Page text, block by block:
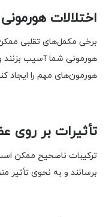
اختلالات هورمونی
برخی مکمل‌های تقلبی
هورمونی شما آسیب بزنند
هورمون‌های مهم را ایجاد
تأثیرات بر روی
ترکیبات ناصحیح ممکن
برسانند و به نحوی تأثیر